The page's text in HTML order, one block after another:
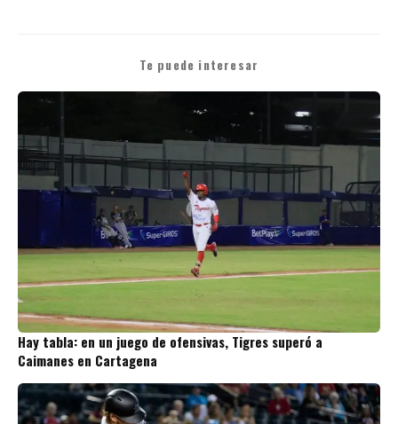
Te puede interesar
Hay tabla: en un juego de ofensivas, Tigres superó a
Caimanes en Cartagena